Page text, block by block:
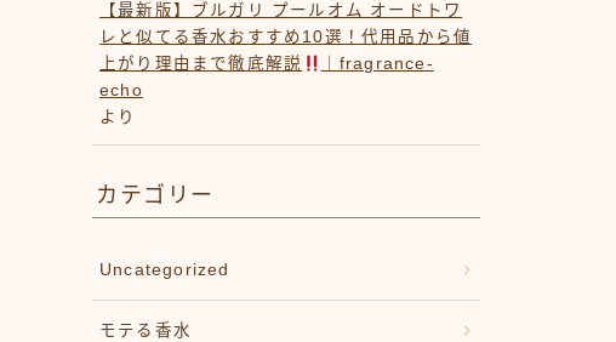
【最新版】ブルガリ プールオム オードトワ
レと似てる香水おすすめ10選！代用品から値
上がり理由まで徹底解説
｜fragrance-
echo
より
カテゴリー
Uncategorized
モテる香水